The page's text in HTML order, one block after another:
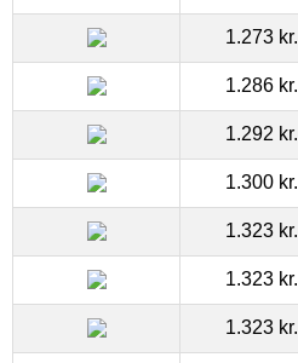
1.273 kr.
1.286 kr.
1.292 kr.
1.300 kr.
1.323 kr.
1.323 kr.
1.323 kr.